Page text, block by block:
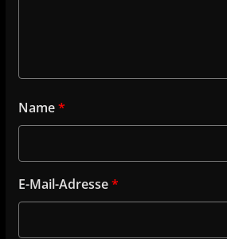
Name*
E-Mail-Adresse*